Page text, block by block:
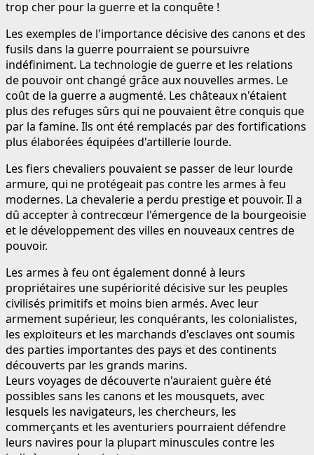
trop cher pour la guerre et la conquête !
Les exemples de l'importance décisive des canons et des
fusils dans la guerre pourraient se poursuivre
indéfiniment. La technologie de guerre et les relations
de pouvoir ont changé grâce aux nouvelles armes. Le
coût de la guerre a augmenté. Les châteaux n'étaient
plus des refuges sûrs qui ne pouvaient être conquis que
par la famine. Ils ont été remplacés par des fortifications
plus élaborées équipées d'artillerie lourde.
Les fiers chevaliers pouvaient se passer de leur lourde
armure, qui ne protégeait pas contre les armes à feu
modernes. La chevalerie a perdu prestige et pouvoir. Il a
dû accepter à contrecœur l'émergence de la bourgeoisie
et le développement des villes en nouveaux centres de
pouvoir.
Les armes à feu ont également donné à leurs
propriétaires une supériorité décisive sur les peuples
civilisés primitifs et moins bien armés. Avec leur
armement supérieur, les conquérants, les colonialistes,
les exploiteurs et les marchands d'esclaves ont soumis
des parties importantes des pays et des continents
découverts par les grands marins.
Leurs voyages de découverte n'auraient guère été
possibles sans les canons et les mousquets, avec
lesquels les navigateurs, les chercheurs, les
commerçants et les aventuriers pourraient défendre
leurs navires pour la plupart minuscules contre les